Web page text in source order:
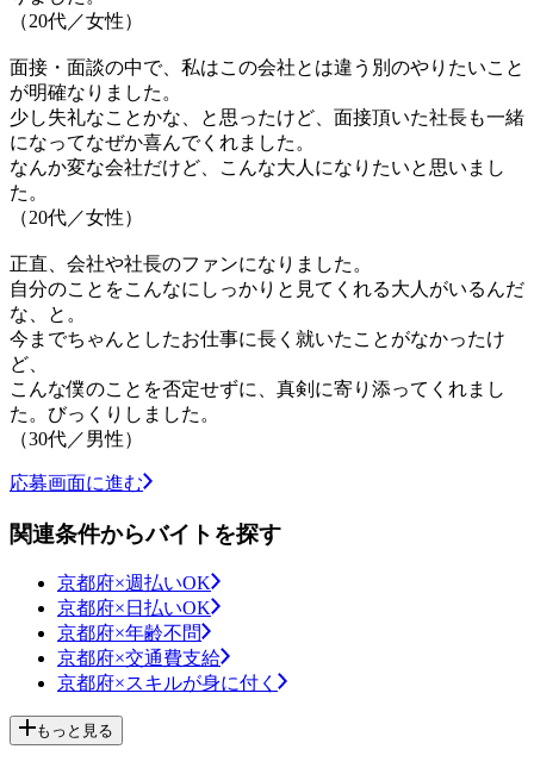
（20代／女性）
面接・面談の中で、私はこの会社とは違う別のやりたいこと
が明確なりました。
少し失礼なことかな、と思ったけど、面接頂いた社長も一緒
になってなぜか喜んでくれました。
なんか変な会社だけど、こんな大人になりたいと思いまし
た。
（20代／女性）
正直、会社や社長のファンになりました。
自分のことをこんなにしっかりと見てくれる大人がいるんだ
な、と。
今までちゃんとしたお仕事に長く就いたことがなかったけ
ど、
こんな僕のことを否定せずに、真剣に寄り添ってくれまし
た。びっくりしました。
（30代／男性）
応募画面に進む
関連条件からバイトを探す
京都府×週払いOK
京都府×日払いOK
京都府×年齢不問
京都府×交通費支給
京都府×スキルが身に付く
もっと見る